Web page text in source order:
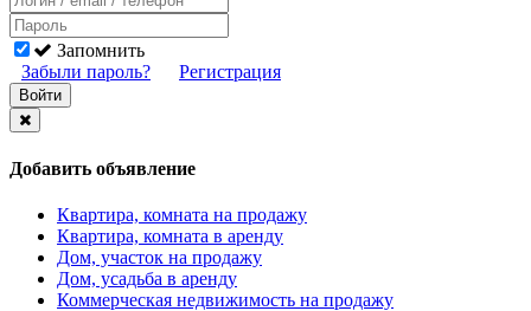
Запомнить
Забыли пароль?
Регистрация
Войти
Добавить объявление
Квартира, комната на продажу
Квартира, комната в аренду
Дом, участок на продажу
Дом, усадьба в аренду
Коммерческая недвижимость на продажу